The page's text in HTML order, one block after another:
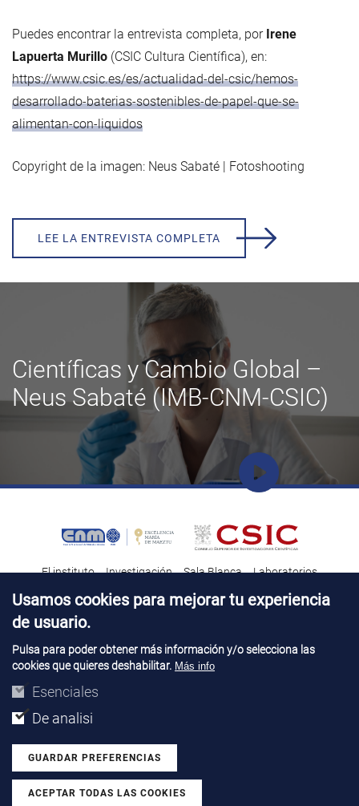
Puedes encontrar la entrevista completa, por Irene
Lapuerta Murillo (CSIC Cultura Científica), en:
https://www.csic.es/es/actualidad-del-csic/hemos-
desarrollado-baterias-sostenibles-de-papel-que-se-
alimentan-con-liquidos
Copyright de la imagen: Neus Sabaté | Fotoshooting
LEE LA ENTREVISTA COMPLETA
Científicas y Cambio Global –
Neus Sabaté (IMB-CNM-CSIC)
https://www.youtube.com/watch?v=R8RrJK7Xzvg
El instituto Investigación Sala Blanca
Laboratorios
Transferencia tecnológica
Noticias & Divulgación Destacados
Contacto Talento
Aviso Legal Perfil del contatante © Copyright 2026. IMB-CNM
Usamos cookies para mejorar tu experiencia
de usuario.
Pulsa para poder obtener más información y/o selecciona las
cookies que quieres deshabilitar. Más info
Esenciales
De analisi
GUARDAR PREFERENCIAS
ACEPTAR TODAS LAS COOKIES